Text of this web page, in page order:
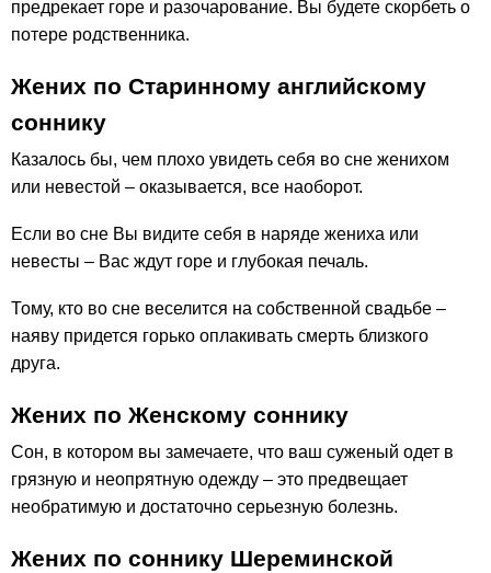
предрекает горе и разочарование. Вы будете скорбеть о
потере родственника.
Жених по Старинному английскому
соннику
Казалось бы, чем плохо увидеть себя во сне женихом
или невестой – оказывается, все наоборот.
Если во сне Вы видите себя в наряде жениха или
невесты – Вас ждут горе и глубокая печаль.
Тому, кто во сне веселится на собственной свадьбе –
наяву придется горько оплакивать смерть близкого
друга.
Жених по Женскому соннику
Cон, в котором вы замечаете, что ваш суженый одет в
грязную и неопрятную одежду – это предвещает
необратимую и достаточно серьезную болезнь.
Жених по соннику Шереминской